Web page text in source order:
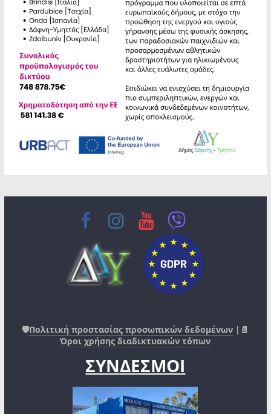
🛡️Πολιτική προστασίας προσωπικών δεδομένων |📄
Όροι χρήσης διαδικτυακών τόπων
ΣΥΝΔΕΣΜΟΙ